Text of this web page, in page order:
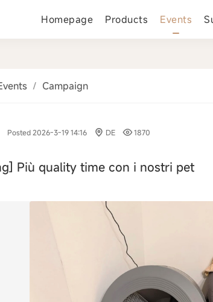
Homepage Products Events
/ Campaign
Posted 2026-3-19 14:16 DE 1870
Più quality time con i nostri pet